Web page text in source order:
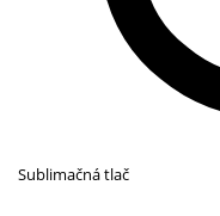
Sublimačná tlač